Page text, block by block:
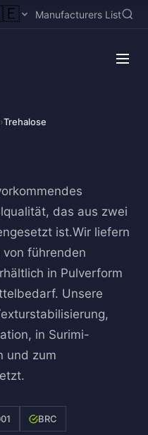
Manufacturers List
›Trehalose
das aus zwei
ist.Wir liefern
führenden
in Pulverform
Unsere
in Surimi-
und zum
BRC